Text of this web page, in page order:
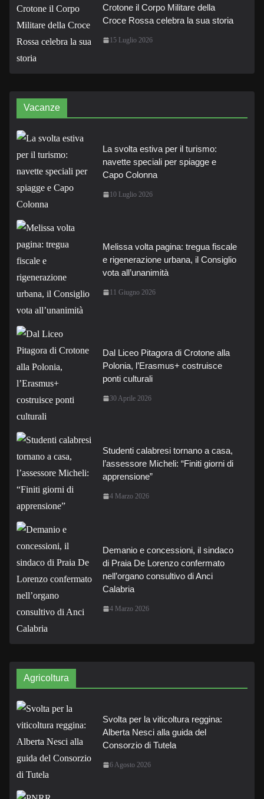
Crotone il Corpo Militare della
Croce Rossa celebra la sua storia
15 Luglio 2026
Vacanze
La svolta estiva per il turismo:
navette speciali per spiagge e
Capo Colonna
10 Luglio 2026
Melissa volta pagina: tregua fiscale
e rigenerazione urbana, il Consiglio
vota all’unanimità
11 Giugno 2026
Dal Liceo Pitagora di Crotone alla
Polonia, l’Erasmus+ costruisce
ponti culturali
30 Aprile 2026
Studenti calabresi tornano a casa,
l’assessore Micheli: “Finiti giorni di
apprensione”
4 Marzo 2026
Demanio e concessioni, il sindaco
di Praia De Lorenzo confermato
nell’organo consultivo di Anci
Calabria
4 Marzo 2026
Agricoltura
Svolta per la viticoltura reggina:
Alberta Nesci alla guida del
Consorzio di Tutela
6 Agosto 2026